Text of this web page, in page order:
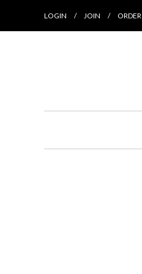
LOGIN / JOIN / ORDER